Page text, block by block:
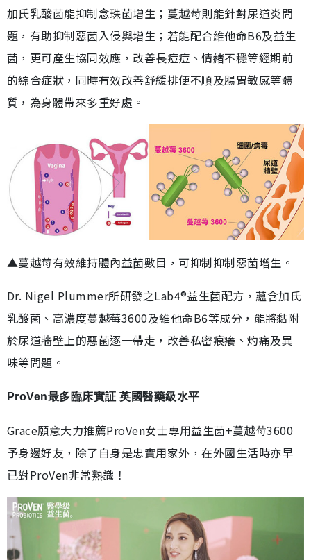
加氏乳酸菌能抑制念珠菌增生；蔓越莓則能針對尿道炎問
題，有助抑制惡菌入侵與增生；若能配合維他命B6及益生
菌，更可產生協同效應，改善長痘痘、情緒不穩等經期前
的綜合症狀，同時有效改善舒緩排便不順及腸胃敏感等體
質，為身體帶來多重好處。
▲蔓越莓有效維持體內益菌數目，可抑制抑制惡菌增生。
Dr. Nigel Plummer所研發之Lab4®益生菌配方，蘊含加氏
乳酸菌、高濃度蔓越莓3600及維他命B6等成分，能將黏附
於尿道牆壁上的惡菌逐一帶走，改善私密痕癢、灼痛及異
味等問題。
ProVen最多臨床實証 英國醫藥級水平
Grace願意大力推薦ProVen女士專用益生菌+蔓越莓3600
予身邊好友，除了自身是忠實用家外，在外國生活時亦早
已對ProVen非常熟識！